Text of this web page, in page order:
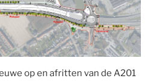
op en afritten van de A201